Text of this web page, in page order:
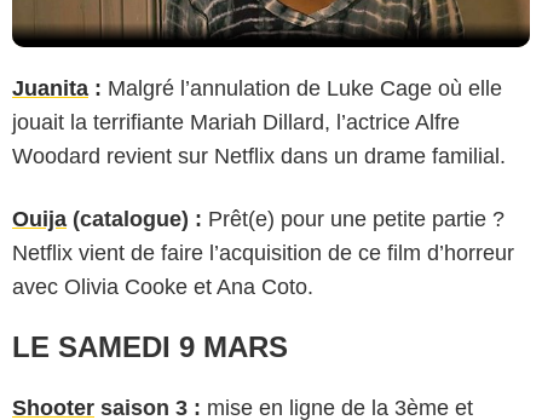
Juanita : Malgré l’annulation de Luke Cage où elle
jouait la terrifiante Mariah Dillard, l’actrice Alfre
Woodard revient sur Netflix dans un drame familial.
Ouija (catalogue) : Prêt(e) pour une petite partie ?
Netflix vient de faire l’acquisition de ce film d’horreur
avec Olivia Cooke et Ana Coto.
LE SAMEDI 9 MARS
Shooter saison 3 : mise en ligne de la 3ème et